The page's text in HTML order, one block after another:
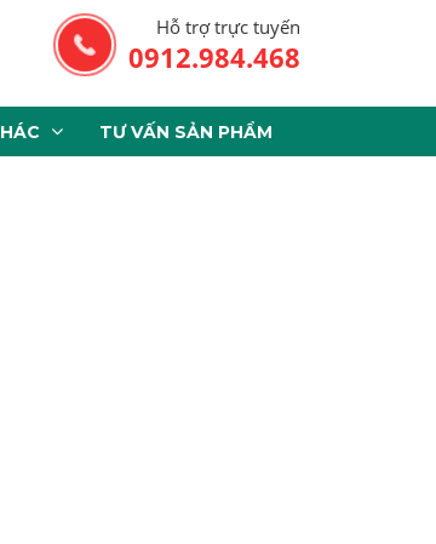
Hỗ trợ trực tuyến
0912.984.468
TƯ VẤN SẢN PHẨM